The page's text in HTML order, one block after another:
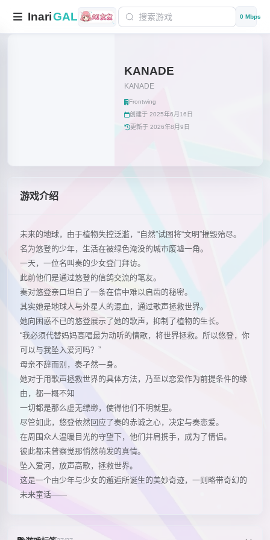
InariGAL 0 Mbps
KANADE
KANADE
Frontwing
创建于 2025年6月16日
更新于 2026年8月9日
游戏介绍
未来的地球，由于植物失控泛滥，“自然”试图将“文明”摧毁殆尽。
名为悠登的少年，生活在被绿色淹没的城市废墟一角。
一天，一位名叫奏的少女登门拜访。
此前他们是通过悠登的信鸽交流的笔友。
奏对悠登亲口坦白了一条在信中难以启齿的秘密。
其实她是地球人与外星人的混血，通过歌声拯救世界。
她向困惑不已的悠登展示了她的歌声，抑制了植物的生长。
“我必须代替妈妈高唱最为动听的情歌，将世界拯救。所以悠登，你
可以与我坠入爱河吗？”
母亲不辞而别，奏孑然一身。
她对于用歌声拯救世界的具体方法，乃至以恋爱作为前提条件的缘
由，都一概不知
一切都是那么虚无缥缈，使得他们不明就里。
尽管如此，悠登依然回应了奏的赤诚之心，决定与奏恋爱。
在周围众人温暖目光的守望下，他们并肩携手，成为了情侣。
彼此都未曾察觉那悄然萌发的真情。
坠入爱河，放声高歌，拯救世界。
这是一个由少年与少女的邂逅所诞生的美妙奇迹，一则略带奇幻的
未来童话――